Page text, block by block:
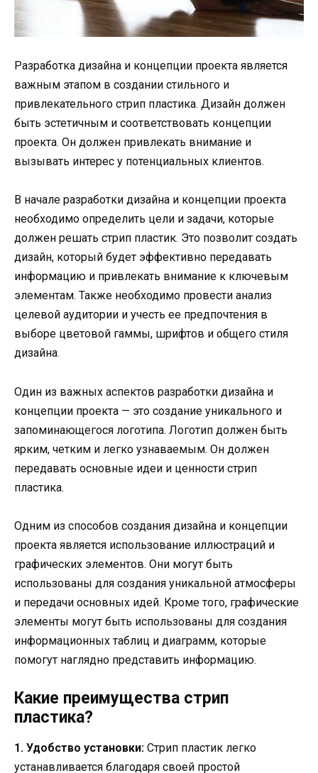
Разработка дизайна и концепции проекта является
важным этапом в создании стильного и
привлекательного стрип пластика. Дизайн должен
быть эстетичным и соответствовать концепции
проекта. Он должен привлекать внимание и
вызывать интерес у потенциальных клиентов.
В начале разработки дизайна и концепции проекта
необходимо определить цели и задачи, которые
должен решать стрип пластик. Это позволит создать
дизайн, который будет эффективно передавать
информацию и привлекать внимание к ключевым
элементам. Также необходимо провести анализ
целевой аудитории и учесть ее предпочтения в
выборе цветовой гаммы, шрифтов и общего стиля
дизайна.
Один из важных аспектов разработки дизайна и
концепции проекта — это создание уникального и
запоминающегося логотипа. Логотип должен быть
ярким, четким и легко узнаваемым. Он должен
передавать основные идеи и ценности стрип
пластика.
Одним из способов создания дизайна и концепции
проекта является использование иллюстраций и
графических элементов. Они могут быть
использованы для создания уникальной атмосферы
и передачи основных идей. Кроме того, графические
элементы могут быть использованы для создания
информационных таблиц и диаграмм, которые
помогут наглядно представить информацию.
Какие преимущества стрип
пластика?
1. Удобство установки: Стрип пластик легко
устанавливается благодаря своей простой